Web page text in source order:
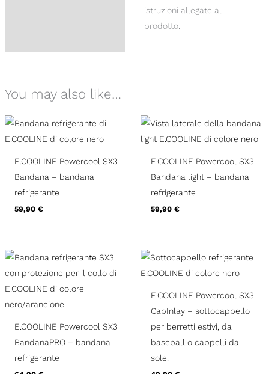
istruzioni allegate al
prodotto.
You may also like…
E.COOLINE Powercool SX3
Bandana – bandana
refrigerante
59,90€
E.COOLINE Powercool SX3
Bandana light – bandana
refrigerante
59,90 €
E.COOLINE Powercool SX3
BandanaPRO – bandana
refrigerante
E.COOLINE Powercool SX3
CapInlay – sottocappello
per berretti estivi, da
baseball o cappelli da
sole.